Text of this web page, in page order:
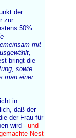
der
zur
50%
mit
bringt die
sowie
man einer
in
daß der
der Frau für
wird - und
Nest